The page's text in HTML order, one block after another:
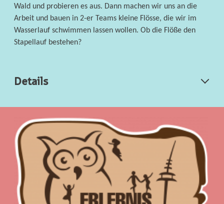
Wald und probieren es aus. Dann machen wir uns an die
Arbeit und bauen in 2-er Teams kleine Fl össe, die wir im
Wasserlauf schwimmen lassen wollen. Ob die Flöße den
Stapellauf bestehen?
Details